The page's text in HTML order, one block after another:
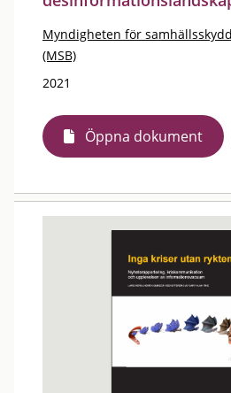
Myndigheten för
(MSB)
2021
Öppna dokument